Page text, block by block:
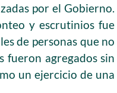
por el Gobierno.
y escrutinios fue
de personas que no
fueron agregados sin
un ejercicio de una